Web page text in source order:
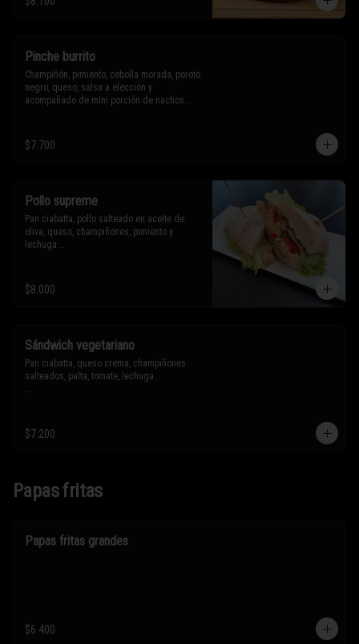
Sólo puedes solicitar eliminar un
Pinche burrito
Champiñón, pimiento, cebolla morada, poroto
negro, queso, salsa a elección y
acompañado de mini porción de nachos.
* Los ingredientes no son intercambiables.
$7.700
Pollo supreme
Pan ciabatta, pollo salteado en aceite de
oliva, queso, champiñones, pimiento y
lechuga.
* Los ingredientes no son intercambiables.
Sólo puedes solicitar eliminar un
$8.000
Sándwich vegetariano
Pan ciabatta, queso crema, champiñones
salteados, palta, tomate, lechuga.
ingrediente.
$7.200
Papas fritas
Papas fritas grandes
$6.400